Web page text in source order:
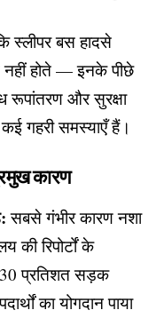
स्लीपर बस हादसे
होते — इनके पीछे
रूपांतरण और सुरक्षा
गहरी समस्याएँ हैं।
कारण
सबसे गंभीर कारण नशा
की रिपोर्टों के
प्रतिशत सड़क
का योगदान पाया